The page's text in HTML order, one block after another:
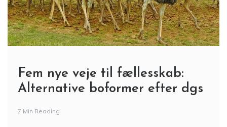
Fem nye veje til fællesskab:
Alternative boformer efter dgs
7 Min Reading